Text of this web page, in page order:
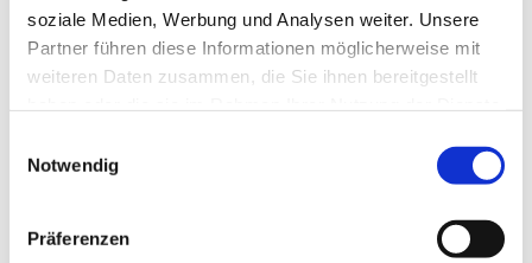
soziale Medien, Werbung und Analysen weiter. Unsere
Partner führen diese Informationen möglicherweise mit
weiteren Daten zusammen, die Sie ihnen bereitgestellt
Notwendig
Präferenzen